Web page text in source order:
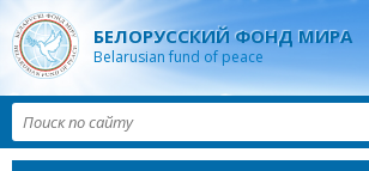
БЕЛОРУССКИЙ ФОНД МИРА
Belarusian fund of peace